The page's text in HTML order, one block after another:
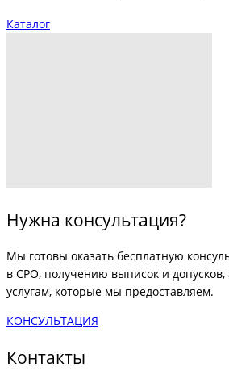
Каталог
Нужна консультация?
Мы готовы оказать бесплатную
в СРО, получению выписок и допусков,
услугам, которые мы предоставляем.
КОНСУЛЬТАЦИЯ
Контакты